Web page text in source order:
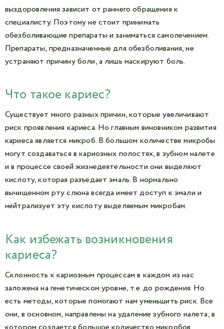
выздоровления зависит от раннего обращения к
специалисту. Поэтому не стоит принимать
обезболивающие препараты и заниматься самолечением.
Препараты, предназначенные для обезболивания, не
устраняют причину боли, а лишь маскируют боль.
Что такое кариес?
Существует много разных причин, которые увеличивают
риск проявления кариеса. Но главным виновником развития
кариеса является микроб. В большом количестве микробы
могут создаваться в кариозных полостях, в зубном налете
и в процессе своей жизнедеятельности они выделяют
кислоту, которая разъедает эмаль. В нормально
вычищенном рту слюна всегда имеет доступ к эмали и
нейтрализует эту кислоту выделяемым микробам.
Как избежать возникновения
кариеса?
Склонность к кариозным процессам в каждом из нас
заложена на генетическом уровне, т.е. до рождения. Но
есть методы, которые помогают нам уменьшить риск. Все
они, в основном, направлены на удаление зубного налета, в